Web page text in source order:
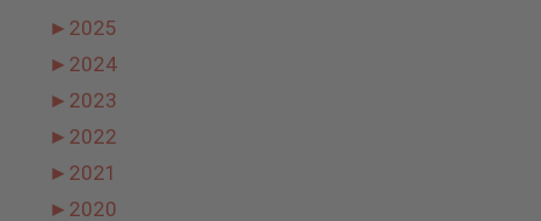
► 2025
► 2024
► 2023
► 2022
► 2021
► 2020